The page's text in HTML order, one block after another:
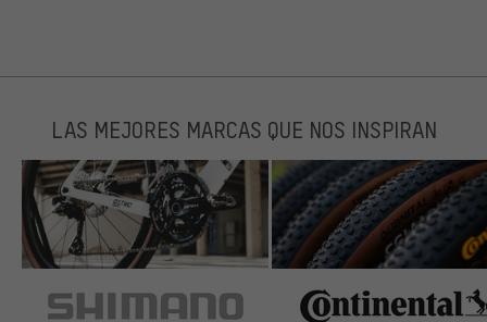
LAS MEJORES MARCAS QUE NOS INSPIRAN